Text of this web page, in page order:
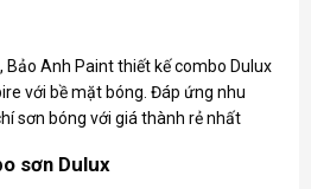
Bảo Anh Paint thiết kế combo Dulux
với bề mặt bóng. Đáp ứng nhu
sơn bóng với giá thành rẻ nhất
sơn Dulux